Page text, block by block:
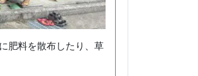
肥料を散布したり、草